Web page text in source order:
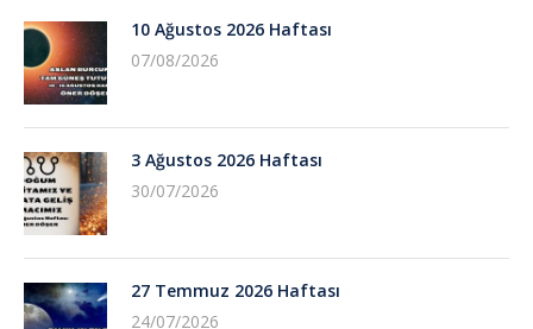
10 Ağustos 2026 Haftası
07/08/2026
3 Ağustos 2026 Haftası
30/07/2026
27 Temmuz 2026 Haftası
24/07/2026